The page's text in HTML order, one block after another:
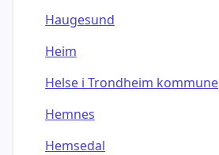
Haugesund
Heim
Helse i Trondheim kommune
Hemnes
Hemsedal